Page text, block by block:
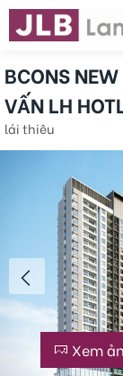
BCONS
VẤN LH
lái thiêu
Xem